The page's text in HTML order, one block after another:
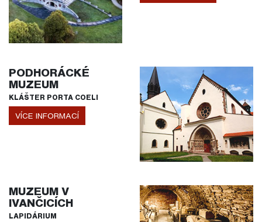
PODHORÁCKÉ
MUZEUM
KLÁŠTER PORTA COELI
VÍCE INFORMACÍ
MUZEUM V
IVANČICÍCH
LAPIDÁRIUM